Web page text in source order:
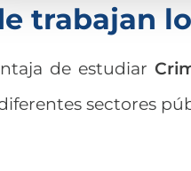
trabajan
de estudiar
sectores